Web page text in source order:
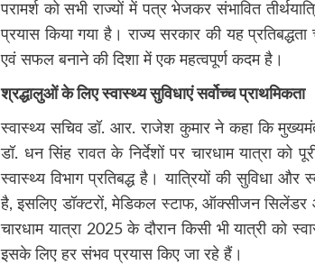
परामर्श को सभी राज्यों में पत्र भेजकर संभावित
प्रयास किया गया है। राज्य सरकार की यह
एवं सफल बनाने की दिशा में एक महत्वपूर्ण कदम है।
श्रद्धालुओं के लिए स्वास्थ्य सुविधाएं सर्वोच्च प्राथमिकता
स्वास्थ्य सचिव डॉ. आर. राजेश कुमार ने कहा कि
डॉ. धन सिंह रावत के निर्देशों पर चारधाम यात्रा को
स्वास्थ्य विभाग प्रतिबद्ध है। यात्रियों की सुविधा और
है, इसलिए डॉक्टरों, मेडिकल स्टाफ, ऑक्सीजन सिलेंडर
चारधाम यात्रा 2025 के दौरान किसी भी यात्री को
इसके लिए हर संभव प्रयास किए जा रहे हैं।